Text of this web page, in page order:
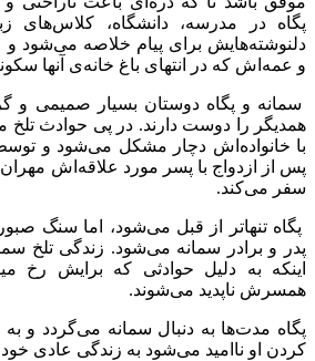
پگاه در مدرسه، دانشگاه، کلاس‌های
دلنوشته‌هایش برای پیام خلاصه می‌شود و
و عمه‌اش که در انتهای باغ خانه‌ی آنها
سمانه و پگاه دوستان بسیار صمیمی و
همدیگر را دوست دارند. در پی حوادث تلخ
با خانواده‌اش دچار مشکل می‌شود و
پس از ازدواج با پسر مورد علاقه‌اش
سفر می‌کند.
پگاه تنهاتر از قبل می‌شود، اما سنگ
پدر و برادر سمانه می‌شود. زندگی تلخ
اینکه به دلیل حوادثی که برایش رخ
همسرش ناپدید می‌شوند.
پگاه مدت‌ها به دنبال سمانه می‌گردد و به
کردن او ناامید می‌شود به زندگی عادی